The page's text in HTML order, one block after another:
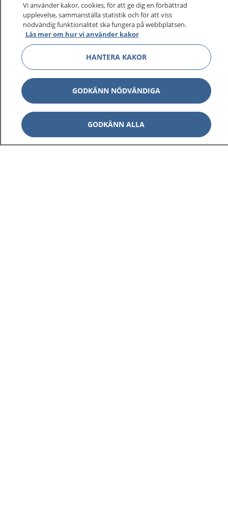
Vi använder kakor, cookies, för att ge dig en förbättrad
upplevelse, sammanställa statistik och för att viss
nödvändig funktionalitet ska fungera på webbplatsen.
Läs mer om hur vi använder kakor
HANTERA KAKOR
GODKÄNN NÖDVÄNDIGA
GODKÄNN ALLA